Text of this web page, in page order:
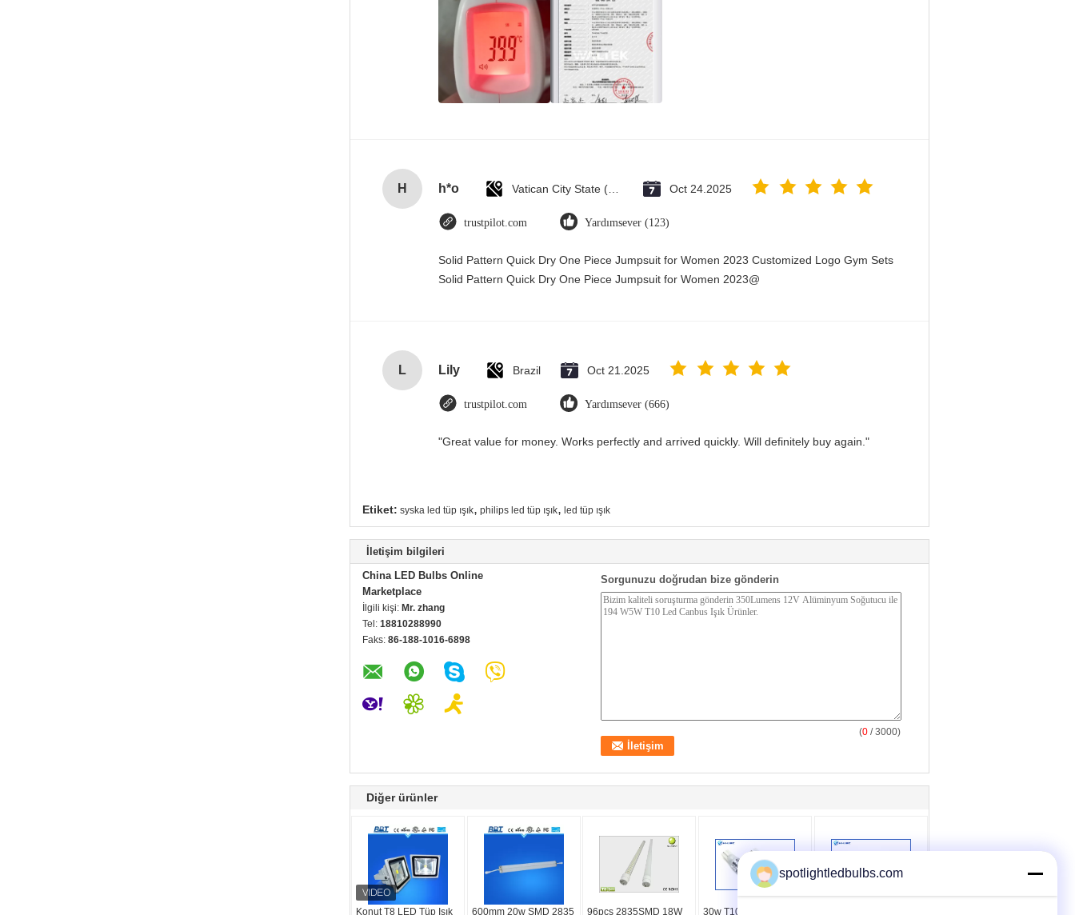
H h*o Oct 24.2025
trustpilot.com Yardımsever (123)
Solid Pattern Quick Dry One Piece Jumpsuit for Women 2023 Customized Logo Gym Sets
Solid Pattern Quick Dry One Piece Jumpsuit for Women 2023@
L Lily Brazil Oct 21.2025
trustpilot.com Yardımsever (666)
"Great value for money. Works perfectly and arrived quickly. Will definitely buy again."
Etiket: syska led tüp ışık, philips led tüp ışık, led tüp ışık
İletişim bilgileri
China LED Bulbs Online
Marketplace
İlgili kişi: Mr. zhang
Tel: 18810288990
Faks: 86-188-1016-6898
Sorgunuzu doğrudan bize gönderin
(0 / 3000)
Diğer ürünler
Konut T8 LED Tüp Işık 600mm 20w SMD 2835 96pcs 2835SMD 18W 30w T10 LED Ampuller
spotlightledbulbs.com